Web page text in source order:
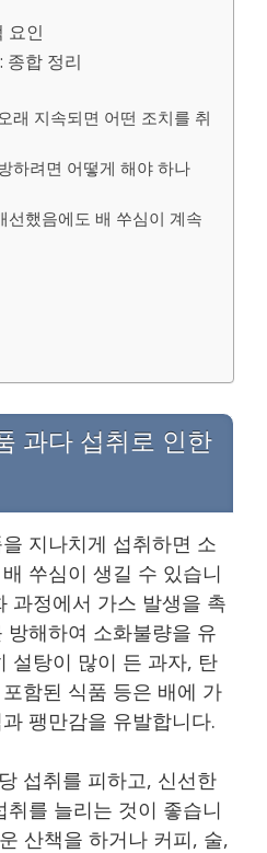
요인
종합 정리
래 지속되면 어떤 조치를 취
하려면 어떻게 해야 하나
선했음에도 배 쑤심이 계속
과다 섭취로 인한
지나치게 섭취하면 소
쑤심이 생길 수 있습니
과정에서 가스 발생을 촉
해하여 소화불량을 유
설탕이 많이 든 과자, 탄
함된 식품 등은 배에 가
팽만감을 유발합니다.
섭취를 피하고, 신선한
를 늘리는 것이 좋습니
산책을 하거나 커피, 술,